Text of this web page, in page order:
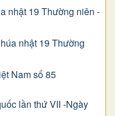
nhật 19 Thường niên -
nhật 19 Thường
Nam số 85
lần thứ VII -Ngày